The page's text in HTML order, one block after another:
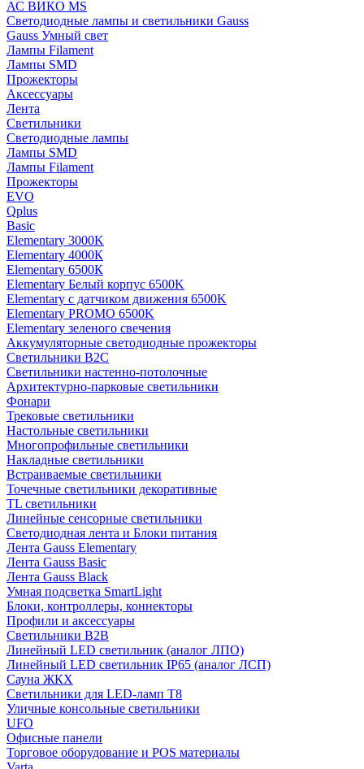
АС ВИКО MS
Светодиодные лампы и светильники Gauss
Gauss Умный свет
Лампы Filament
Лампы SMD
Прожекторы
Аксессуары
Лента
Светильники
Светодиодные лампы
Лампы SMD
Лампы Filament
Прожекторы
EVO
Qplus
Basic
Elementary 3000K
Elementary 4000К
Elementary 6500К
Elementary Белый корпус 6500K
Elementary с датчиком движения 6500K
Elementary PROMO 6500K
Elementary зеленого свечения
Аккумуляторные светодиодные прожекторы
Светильники B2C
Светильники настенно-потолочные
Архитектурно-парковые светильники
Фонари
Трековые светильники
Настольные светильники
Многопрофильные светильники
Накладные светильники
Встраиваемые светильники
Точечные светильники декоративные
TL светильники
Линейные сенсорные светильники
Светодиодная лента и Блоки питания
Лента Gauss Elementary
Лента Gauss Basic
Лента Gauss Black
Умная подсветка SmartLight
Блоки, контроллеры, коннекторы
Профили и аксессуары
Светильники B2B
Линейный LED светильник (аналог ЛПО)
Линейный LED светильник IP65 (аналог ЛСП)
Сауна ЖКХ
Светильники для LED-ламп T8
Уличные консольные светильники
UFO
Офисные панели
Торговое оборудование и POS материалы